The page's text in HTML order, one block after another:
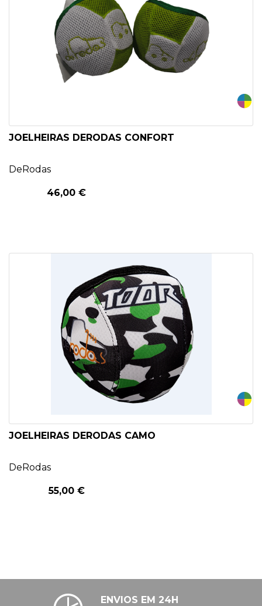
JOELHEIRAS DERODAS CONFORT
DeRodas
46,00 €
JOELHEIRAS DERODAS CAMO
DeRodas
55,00 €
ENVIOS EM 24H